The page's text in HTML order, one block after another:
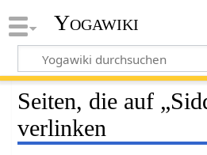
Yogawiki
Seiten, die auf
verlinken